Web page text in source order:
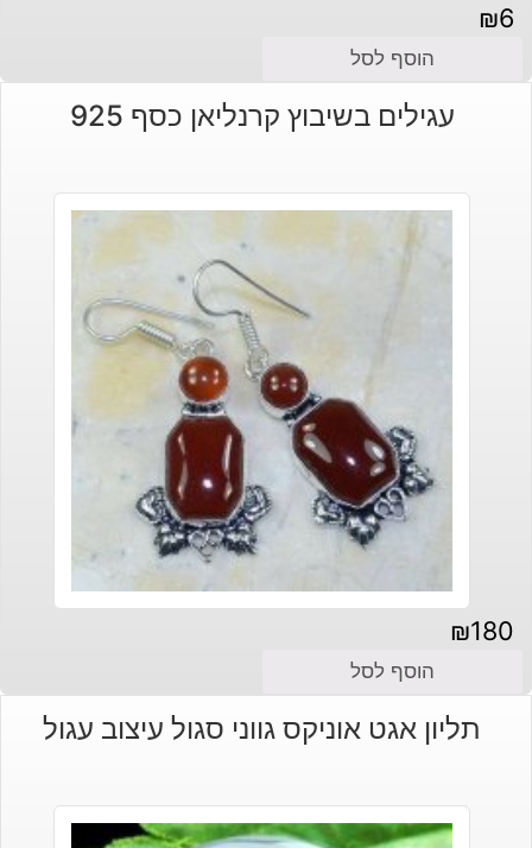
₪6
הוסף לסל
עגילים בשיבוץ קרנליאן כסף 925
₪180
הוסף לסל
תליון אגט אוניקס גווני סגול עיצוב עגול